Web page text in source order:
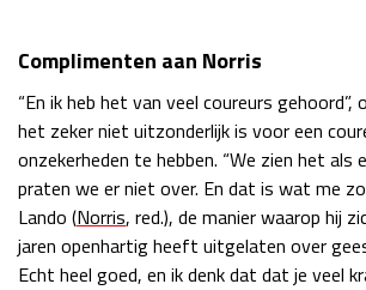
Complimenten aan Norris
“En ik heb het van veel coureurs
het zeker niet uitzonderlijk is voor een
onzekerheden te hebben. “We zien het als
praten we er niet over. En dat is wat me
Lando (Norris, red.), de manier waarop hij
jaren openhartig heeft uitgelaten over
Echt heel goed, en ik denk dat dat je veel